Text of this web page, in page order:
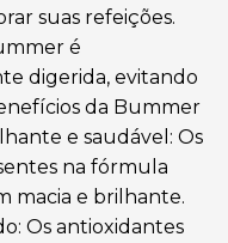
suas refeições.
é
digerida, evitando
da Bummer
e saudável: Os
na fórmula
macia e brilhante.
Os antioxidantes